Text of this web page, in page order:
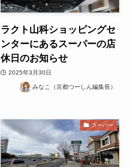
ラクト山科ショッピングセ
ンターにあるスーパーの店
休日のお知らせ
2025年3月30日
みなこ（京都つーしん編集長）
スーパー